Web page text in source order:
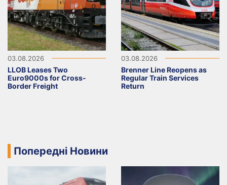
03.08.2026
LLOB Leases Two
Euro9000s for Cross-
Border Freight
03.08.2026
Brenner Line Reopens as
Regular Train Services
Return
Попередні Новини